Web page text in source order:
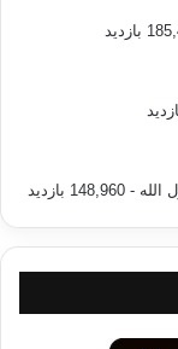
دارد:
و عذاب او گردیده
- 148,960 بازدید